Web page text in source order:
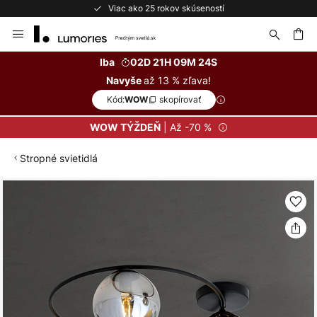
Viac ako 25 rokov skúseností
to
Iba
02D 21H 09M 24S
Navyšeaž 13 % zľava!
Kód:WOW skopírovať
WOW TÝŽDEŇ| Až -70 %
Stropné svietidlá